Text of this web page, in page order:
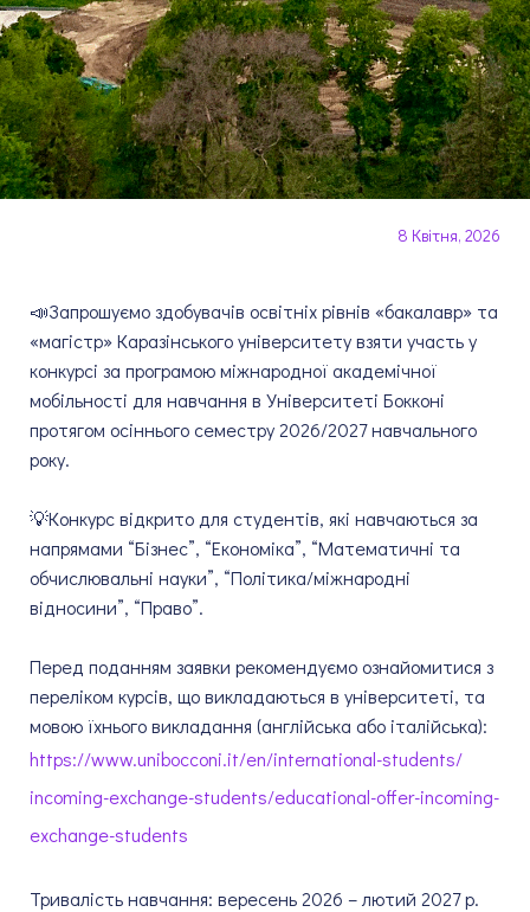
8 Квітня, 2026
📣Запрошуємо здобувачів освітніх рівнів «бакалавр» та
«магістр» Каразінського університету взяти участь у
конкурсі за програмою міжнародної академічної
мобільності для навчання в Університеті Бокконі
протягом осіннього семестру 2026/2027 навчального
року.
💡Конкурс відкрито для студентів, які навчаються за
напрямами “Бізнес”, “Економіка”, “Математичні та
обчислювальні науки”, “Політика/міжнародні
відносини”, “Право”.
Перед поданням заявки рекомендуємо ознайомитися з
переліком курсів, що викладаються в університеті, та
мовою їхнього викладання (англійська або італійська):
https://www.unibocconi.it/en/international-students/
incoming-exchange-students/educational-offer-incoming-
exchange-students
Тривалість навчання: вересень 2026 – лютий 2027 р.